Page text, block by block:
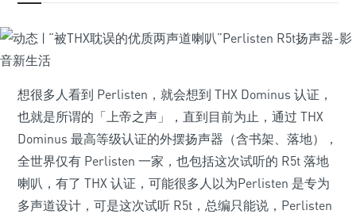
想很多人看到 Perlisten，就会想到 THX Dominus 认证，
也就是所谓的「上帝之声」，直到目前为止，通过 THX
Dominus 最高等级认证的外摆扬声器（含书架、落地），
全世界仅有 Perlisten 一家，也包括这次试听的 R5t 落地
喇叭，有了 THX 认证，可能很多人以为Perlisten 是专为
多声道设计，可是这次试听 R5t，总编只能说，Perlisten